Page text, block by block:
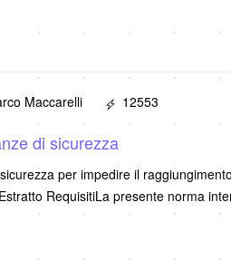
Maccarelli 12553
di sicurezza
per impedire il
RequisitiLa presente norma